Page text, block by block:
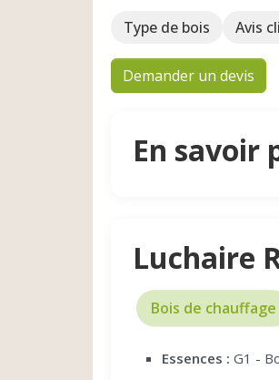
Type de bois Avis
Demander un devis
En savoir
Luchaire
Bois de chauffage
Essences : G1 -